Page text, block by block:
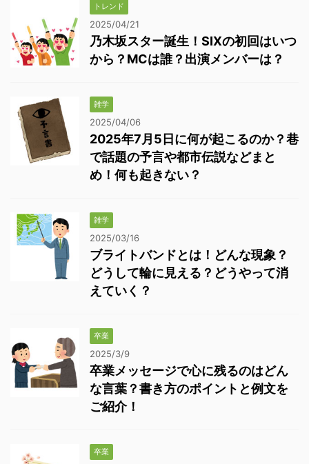
トレンド
2025/04/21
乃木坂スター誕生！SIXの初回はいつ
から？MCは誰？出演メンバーは？
雑学
2025/04/06
2025年7月5日に何が起こるのか？巷
で話題の予言や都市伝説などまと
め！何も起きない？
雑学
2025/03/16
ブライトバンドとは！どんな現象？
どうして輪に見える？どうやって消
えていく？
卒業
2025/3/9
卒業メッセージで心に残るのはどん
な言葉？書き方のポイントと例文を
ご紹介！
卒業